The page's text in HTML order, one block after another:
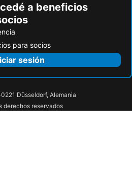
a beneficios
para socios
sesión
Düsseldorf, Alemania
derechos reservados